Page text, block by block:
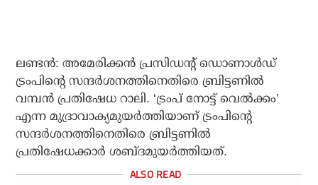
ലണ്ടന്‍: അമേരിക്കന്‍ പ്രസിഡന്റ് ഡൊണാള്‍ഡ്
ട്രംപിന്റെ സന്ദര്‍ശനത്തിനെതിരെ ബ്രിട്ടണില്‍
വമ്പന്‍ പ്രതിഷേധ റാലി. ‘ട്രംപ് നോട്ട് വെല്‍ക്കം’
എന്ന മുദ്രാവാക്യമുയര്‍ത്തിയാണ് ട്രംപിന്റെ
സന്ദര്‍ശനത്തിനെതിരെ ബ്രിട്ടണില്‍
പ്രതിഷേധക്കാര്‍ ശബ്ദമുയര്‍ത്തിയത്.